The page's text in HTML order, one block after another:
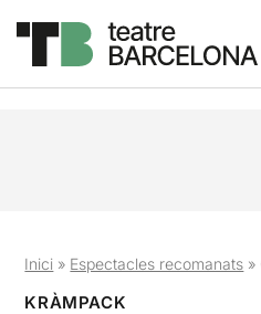
Inici » Espectacles recomanats »
KRÀMPACK